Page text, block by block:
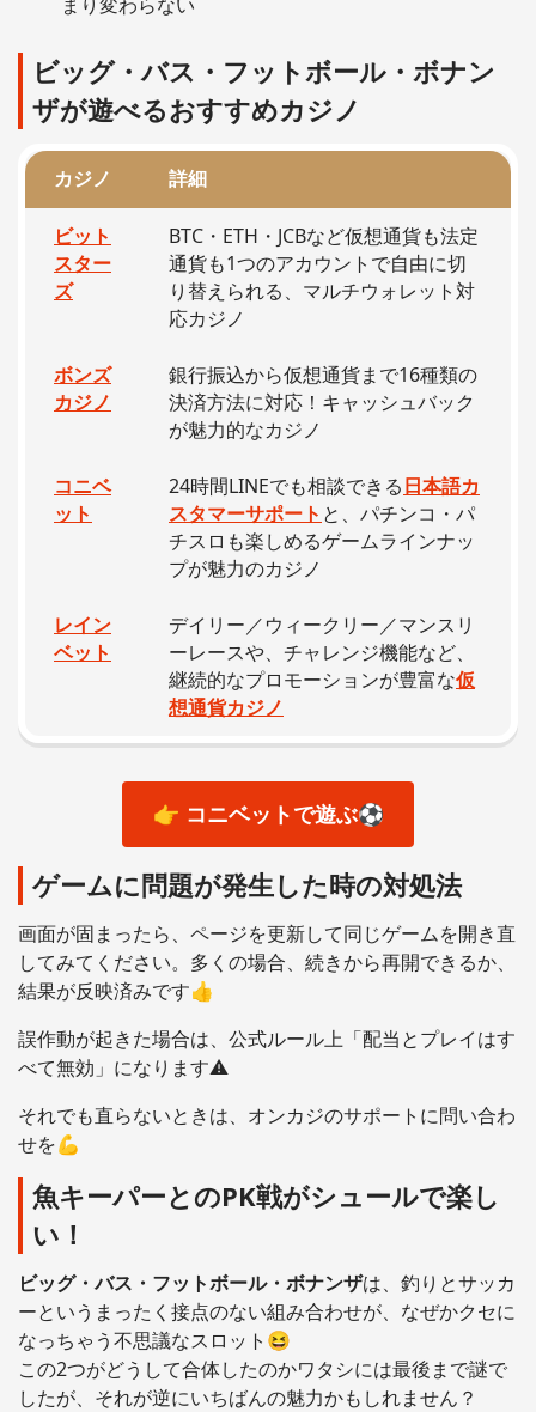
ビッグ・バス・フットボール・ボナン
ザが遊べるおすすめカジノ
カジノ 詳細
ビット
スター
ズ
BTC・ETH・JCBなど仮想通貨も法定
通貨も1つのアカウントで自由に切
り替えられる、マルチウォレット対
応カジノ
ボンズ
カジノ
銀行振込から仮想通貨まで16種類の
決済方法に対応！キャッシュバック
が魅力的なカジノ
コニベ
ット
24時間LINEでも相談できる日本語カ
スタマーサポート と、パチンコ・パ
チスロも楽しめるゲームラインナッ
プが魅力のカジノ
レイン
ベット
デイリー／ウィークリー／マンスリ
ーレースや、チャレンジ機能など、
継続的なプロモーションが豊富な仮
想通貨カジノ
👉 コニベットで遊ぶ⚽️
ゲームに問題が発生した時の対処法
画面が固まったら、ページを更新して同じゲームを開き直
してみてください。多くの場合、続きから再開できるか、
結果が反映済みです👍
誤作動が起きた場合は、公式ルール上「配当とプレイはす
べて無効」になります⚠️
それでも直らないときは、オンカジのサポートに問い合わ
せを💪
魚キーパーとのPK戦がシュールで楽し
い！
ビッグ・バス・フットボール・ボナンザは、釣りとサッカ
ーというまったく接点のない組み合わせが、なぜかクセに
なっちゃう不思議なスロット😆
この2つがどうして合体したのかワタシには最後まで謎で
したが、それが逆にいちばんの魅力かもしれません？